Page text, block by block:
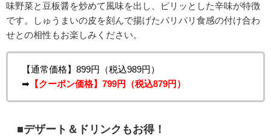
味野菜と豆板醤を炒めて風味を出し、ピリッとした辛味が特徴
です。しゅうまいの皮を刻んで揚げたパリパリ食感の付け合わ
せとの相性もお楽しみください。
【通常価格】899円（税込989円）
➡ 【クーポン価格】799円（税込879円）
■デザート＆ドリンクもお得！